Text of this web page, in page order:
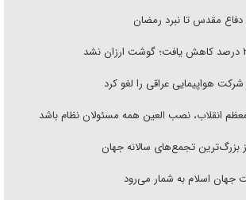
دفاع مقدس تا نبرد رمضان
هواپیمایی عراقی را لغو کرد
انقلاب، نصب العین همه مسئولان نظام باشد
بزرگ‌ترین تجمع‌های سالانه جهان
اسلام به شمار می‌رود